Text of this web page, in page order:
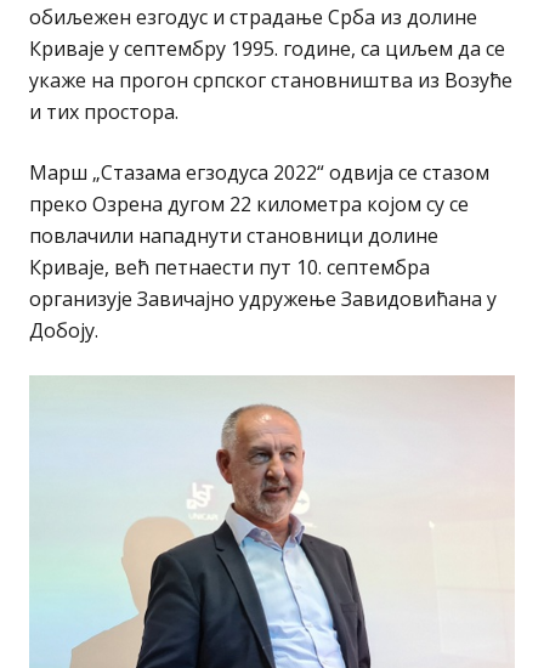
обиљежен езгодус и страдање Срба из долине
Криваје у септембру 1995. године, са циљем да се
укаже на прогон српског становништва из Возуће
и тих простора.
Марш „Стазама егзодуса 2022“ одвија се стазом
преко Озрена дугом 22 километра којом су се
повлачили нападнути становници долине
Криваје, већ петнаести пут 10. септембра
организује Завичајно удружење Завидовићана у
Добоjу.